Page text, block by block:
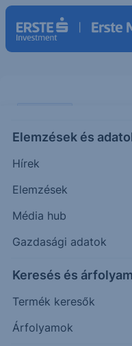
Elemzések és
Hírek
Elemzések
Média hub
Gazdasági adatok
Keresés és
Termék keresők
Árfolyamok
A Richter 655,45
részényenként. A
Holnap már
részvény.